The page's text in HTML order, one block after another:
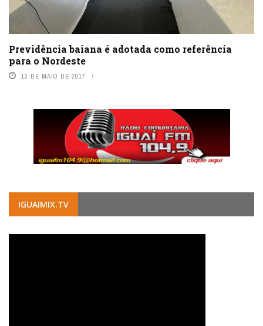
Previdência baiana é adotada como referência
para o Nordeste
12 DE MAIO DE 2017
IGUAIMIX.TV